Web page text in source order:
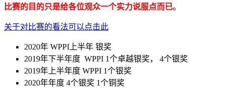
比赛的目的只是给各位观众一个实力说服点而已。
关于对比赛的看法可以点击此
2020年 WPPI上半年 银奖
2019年下半年度 WPPI 1个卓越银奖， 4个银奖
2019年上半年度 WPPI 1个银奖
2020年年度 4个银奖 1个铜奖